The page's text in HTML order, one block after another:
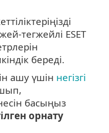
тегжейлі ESET
береді.
ашу үшін негізгі
басыңыз
орнату